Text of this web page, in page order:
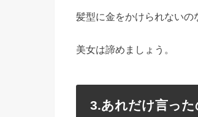
髪型に金をかけられないの
美女は諦めましょう。
3.あれだけ言っ